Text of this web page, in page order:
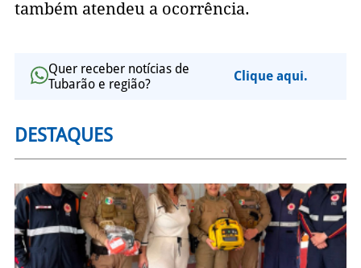
também atendeu a ocorrência.
Quer receber notícias de
Tubarão e região?
Clique aqui.
DESTAQUES